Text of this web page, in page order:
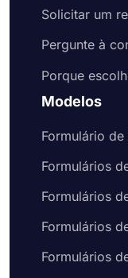
Solicitar um
Pergunte à
Porque
Modelos
Formulário
Formulários
Formulários
Formulários
Formulários